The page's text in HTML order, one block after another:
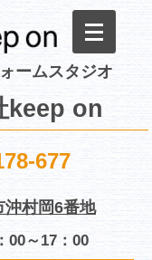
ームスタジオ
keep on
677
沖村岡6番地
00～17：00